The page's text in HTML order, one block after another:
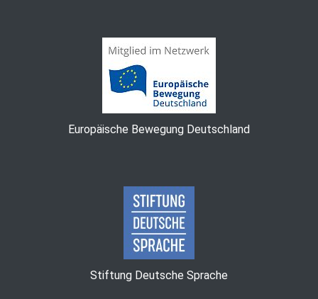
Europäische Bewegung Deutschland
Stiftung Deutsche Sprache